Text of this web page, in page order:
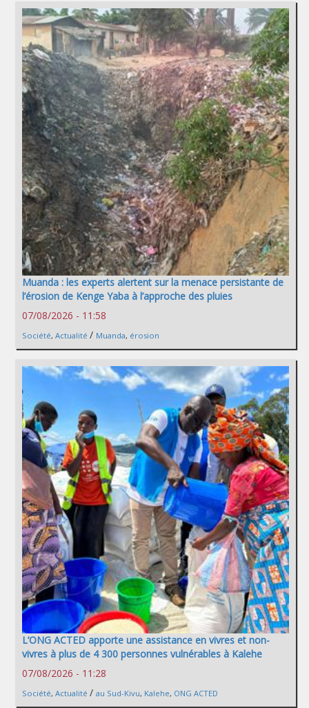
Muanda : les experts alertent sur la menace persistante de
l’érosion de Kenge Yaba à l’approche des pluies
07/08/2026 - 11:58
Société, Actualité / Muanda, érosion
L’ONG ACTED apporte une assistance en vivres et non-
vivres à plus de 4 300 personnes vulnérables à Kalehe
07/08/2026 - 11:28
Société, Actualité / au Sud-Kivu, Kalehe, ONG ACTED